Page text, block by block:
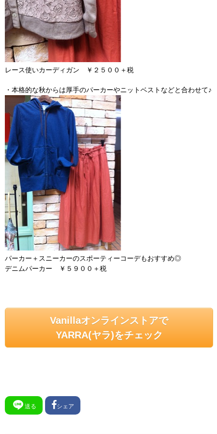
レース使いカーディガン ￥２５００＋税
・本格的な秋からは厚手のパーカーやニットベストなどと合わせて♪
パーカー＋スニーカーのスポーティーコーデもおすすめ◎
デニムパーカー ￥５９００＋税
Vanillaオンラインストアで
YARRA(ヤラ)をチェック
送る シェア